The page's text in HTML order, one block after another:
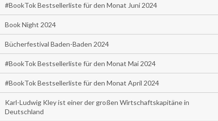
#BookTok Bestsellerliste für den Monat Juni 2024
Book Night 2024
Bücherfestival Baden-Baden 2024
#BookTok Bestsellerliste für den Monat Mai 2024
#BookTok Bestsellerliste für den Monat April 2024
Karl-Ludwig Kley ist einer der großen Wirtschaftskapitäne in
Deutschland